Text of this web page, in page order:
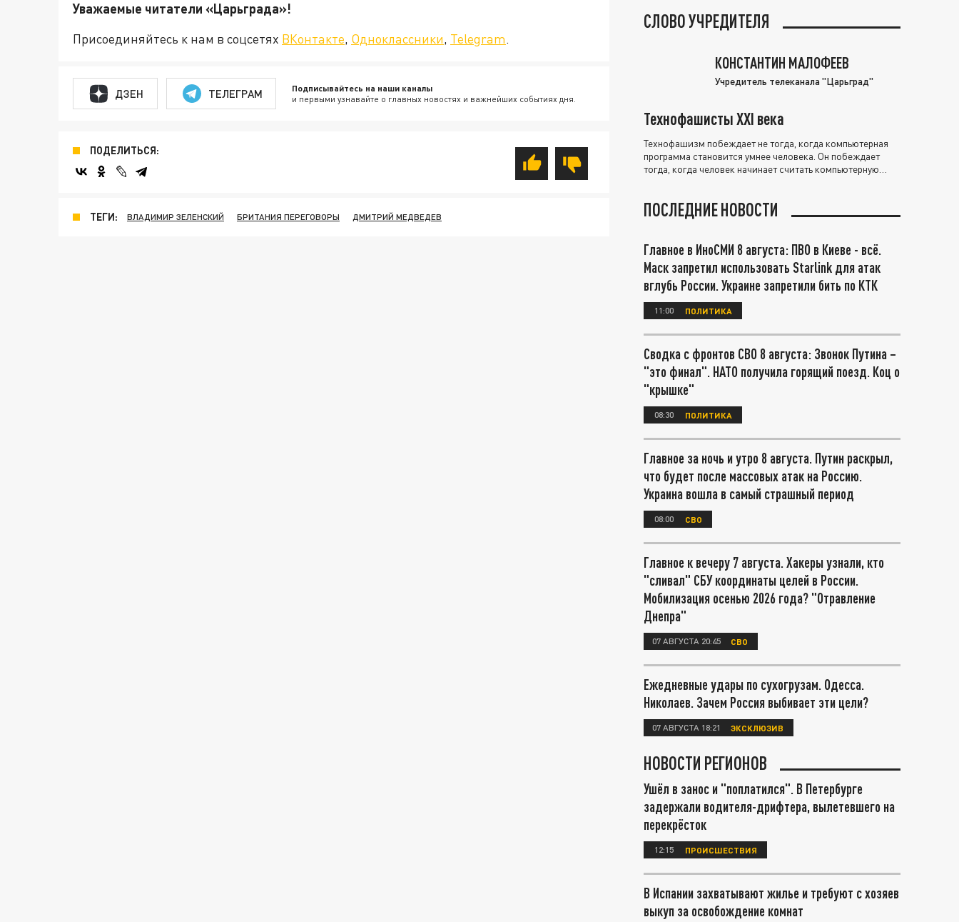
Уважаемые читатели «Царьграда»!
Присоединяйтесь к нам в соцсетях ВКонтакте, Одноклассники, Telegram.
ДЗЕН ТЕЛЕГРАМ Подписывайтесь на наши каналы
и первыми узнавайте о главных новостях и важнейших событиях дня.
ПОДЕЛИТЬСЯ:
ТЕГИ: ВЛАДИМИР ЗЕЛЕНСКИЙ БРИТАНИЯ ПЕРЕГОВОРЫ ДМИТРИЙ МЕДВЕДЕВ
СЛОВО УЧРЕДИТЕЛЯ
КОНСТАНТИН МАЛОФЕЕВ
Учредитель телеканала "Царьград"
Технофашисты XXI века
Технофашизм побеждает не тогда, когда компьютерная
программа становится умнее человека. Он побеждает
тогда, когда человек начинает считать компьютерную
ПОСЛЕДНИЕ НОВОСТИ
Главное в ИноСМИ 8 августа: ПВО в Киеве - всё.
Маск запретил использовать Starlink для атак
вглубь России. Украине запретили бить по КТК
11:00 ПОЛИТИКА
Сводка с фронтов СВО 8 августа: Звонок Путина –
"это финал". НАТО получила горящий поезд. Коц о
"крышке"
08:30 ПОЛИТИКА
Главное за ночь и утро 8 августа. Путин раскрыл,
что будет после массовых атак на Россию.
Украина вошла в самый страшный период
08:00 СВО
Главное к вечеру 7 августа. Хакеры узнали, кто
"сливал" СБУ координаты целей в России.
Мобилизация осенью 2026 года? "Отравление
Днепра"
07 АВГУСТА 20:45 СВО
Ежедневные удары по сухогрузам. Одесса.
Николаев. Зачем Россия выбивает эти цели?
07 АВГУСТА 18:21 ЭКСКЛЮЗИВ
НОВОСТИ РЕГИОНОВ
Ушёл в занос и "поплатился". В Петербурге
задержали водителя-дрифтера, вылетевшего на
перекрёсток
12:15 ПРОИСШЕСТВИЯ
В Испании захватывают жилье и требуют с хозяев
выкуп за освобождение комнат